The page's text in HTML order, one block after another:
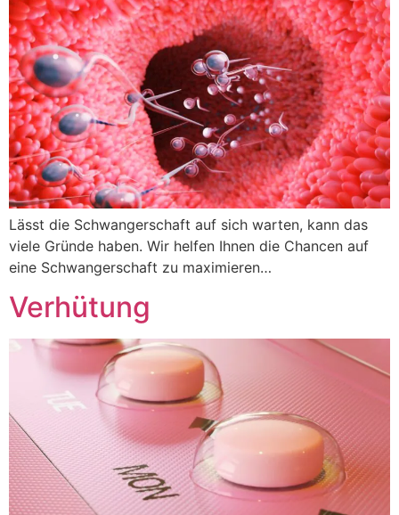
Lässt die Schwangerschaft auf sich warten, kann das
viele Gründe haben. Wir helfen Ihnen die Chancen auf
eine Schwangerschaft zu maximieren…
Verhütung